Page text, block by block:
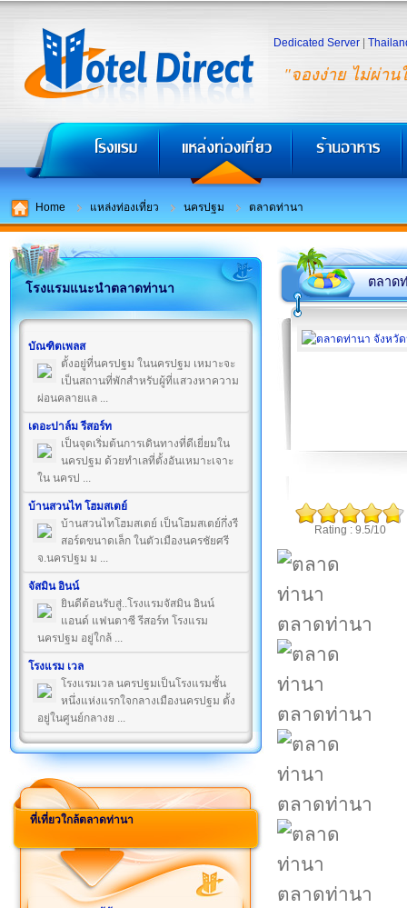
"จองง่าย ไม่ผ่าน
Dedicated Server
Home แหล่งท่องเที่ยว นครปฐม ตลาดท่านา
โรงแรมแนะนำตลาดท่านา
บัณฑิตเพลส
ตั้งอยู่ที่นครปฐม ในนครปฐม เหมาะจะ
เป็นสถานที่พักสำหรับผู้ที่แสวงหาความ
ผ่อนคลายแล ...
เดอะปาล์ม รีสอร์ท
เป็นจุดเริ่มต้นการเดินทางที่ดีเยี่ยมใน
นครปฐม ด้วยทำเลที่ตั้งอันเหมาะเจาะ
ใน นครป ...
บ้านสวนไท โฮมสเตย์
บ้านสวนไทโฮมสเตย์ เป็นโฮมสเตย์กึ่งรี
สอร์ตขนาดเล็ก ในตัวเมืองนครชัยศรี
จ.นครปฐม ม ...
จัสมิน อินน์
ยินดีต้อนรับสู่..โรงแรมจัสมิน อินน์
แอนด์ แฟนตาซี รีสอร์ท โรงแรม
นครปฐม อยู่ใกล้ ...
โรงแรม เวล
โรงแรมเวล นครปฐมเป็นโรงแรมชั้น
หนึ่งแห่งแรกใจกลางเมืองนครปฐม ตั้ง
อยู่ในศูนย์กลางย ...
ที่เที่ยวใกล้ตลาดท่านา
ตลาด
Rating : 9.5/10
ตลาดท่านา
ตลาดท่านา
ตลาดท่านา
ตลาดท่านา